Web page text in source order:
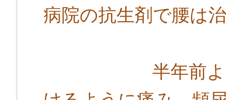
病院の抗生剤で腰は
半年前より、